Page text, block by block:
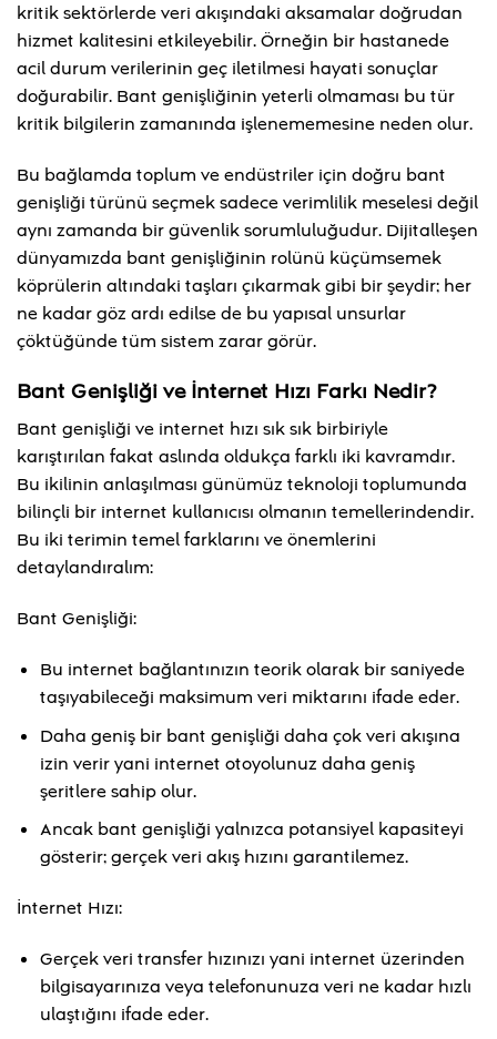
kritik sektörlerde veri akışındaki aksamalar doğrudan
hizmet kalitesini etkileyebilir. Örneğin bir hastanede
acil durum verilerinin geç iletilmesi hayati sonuçlar
doğurabilir. Bant genişliğinin yeterli olmaması bu tür
kritik bilgilerin zamanında işlenememesine neden olur.
Bu bağlamda toplum ve endüstriler için doğru bant
genişliği türünü seçmek sadece verimlilik meselesi değil
aynı zamanda bir güvenlik sorumluluğudur. Dijitalleşen
dünyamızda bant genişliğinin rolünü küçümsemek
köprülerin altındaki taşları çıkarmak gibi bir şeydir; her
ne kadar göz ardı edilse de bu yapısal unsurlar
çöktüğünde tüm sistem zarar görür.
Bant Genişliği ve İnternet Hızı Farkı Nedir?
Bant genişliği ve internet hızı sık sık birbiriyle
karıştırılan fakat aslında oldukça farklı iki kavramdır.
Bu ikilinin anlaşılması günümüz teknoloji toplumunda
bilinçli bir internet kullanıcısı olmanın temellerindendir.
Bu iki terimin temel farklarını ve önemlerini
detaylandıralım:
Bant Genişliği:
Bu internet bağlantınızın teorik olarak bir saniyede
taşıyabileceği maksimum veri miktarını ifade eder.
Daha geniş bir bant genişliği daha çok veri akışına
izin verir yani internet otoyolunuz daha geniş
şeritlere sahip olur.
Ancak bant genişliği yalnızca potansiyel kapasiteyi
gösterir; gerçek veri akış hızını garantilemez.
İnternet Hızı:
Gerçek veri transfer hızınızı yani internet üzerinden
bilgisayarınıza veya telefonunuza veri ne kadar hızlı
ulaştığını ifade eder.